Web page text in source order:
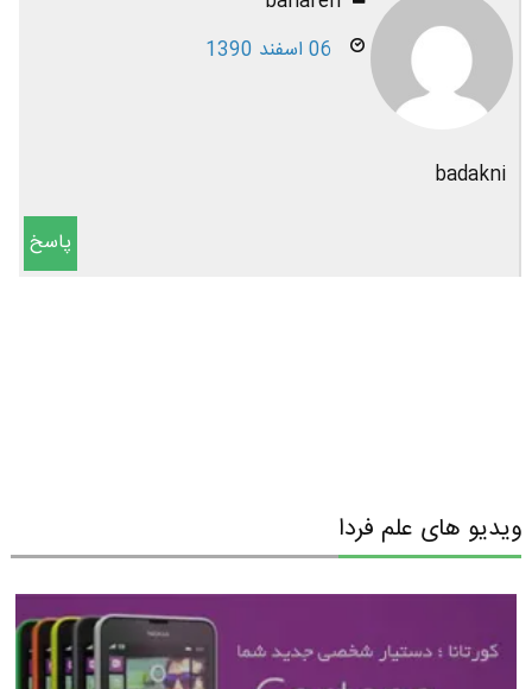
06 اسفند 1390
badakni
پاسخ
ویدیو های علم فردا